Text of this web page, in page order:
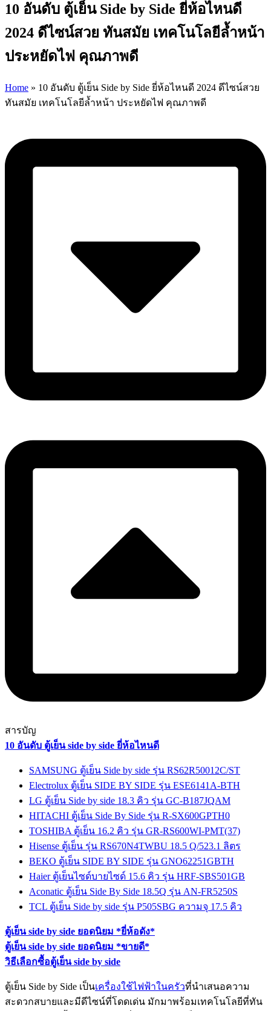
10 อันดับ ตู้เย็น Side by Side ยี่ห้อไหนดี
2024 ดีไซน์สวย ทันสมัย เทคโนโลยีล้ำหน้า
ประหยัดไฟ คุณภาพดี
Home » 10 อันดับ ตู้เย็น Side by Side ยี่ห้อไหนดี 2024 ดีไซน์สวย
ทันสมัย เทคโนโลยีล้ำหน้า ประหยัดไฟ คุณภาพดี
สารบัญ
10 อันดับ ตู้เย็น side by side ยี่ห้อไหนดี
SAMSUNG ตู้เย็น Side by side รุ่น RS62R50012C/ST
Electrolux ตู้เย็น SIDE BY SIDE รุ่น ESE6141A-BTH
LG ตู้เย็น Side by side 18.3 คิว รุ่น GC-B187JQAM
HITACHI ตู้เย็น Side By Side รุ่น R-SX600GPTH0
TOSHIBA ตู้เย็น 16.2 คิว รุ่น GR-RS600WI-PMT(37)
Hisense ตู้เย็น รุ่น RS670N4TWBU 18.5 Q/523.1 ลิตร
BEKO ตู้เย็น SIDE BY SIDE รุ่น GNO62251GBTH
Haier ตู้เย็นไซด์บายไซด์ 15.6 คิว รุ่น HRF-SBS501GB
Aconatic ตู้เย็น Side By Side 18.5Q รุ่น AN-FR5250S
TCL ตู้เย็น Side by side รุ่น P505SBG ความจุ 17.5 คิว
ตู้เย็น side by side ยอดนิยม *ยี่ห้อดัง*
ตู้เย็น side by side ยอดนิยม *ขายดี*
วิธีเลือกซื้อตู้เย็น side by side
ตู้เย็น Side by Side เป็นเครื่องใช้ไฟฟ้าในครัวที่นำเสนอความ
สะดวกสบายและมีดีไซน์ที่โดดเด่น มักมาพร้อมเทคโนโลยีที่ทัน